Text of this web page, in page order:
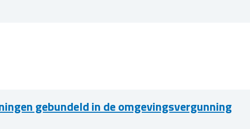
gebundeld in de omgevingsvergunning